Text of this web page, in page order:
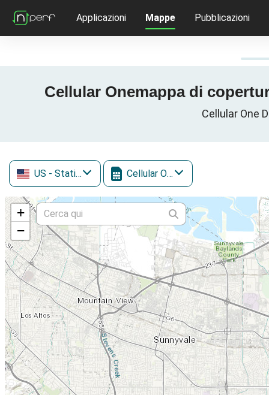
Applicazioni Mappe Pubblicazioni
Cellular Onemappa di
Cellular One
US - Stati Uniti Cellular One
+
−